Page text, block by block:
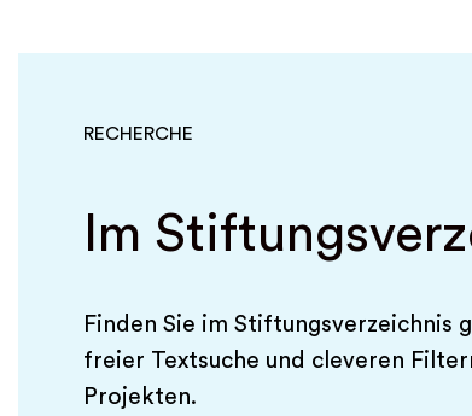
RECHERCHE
Im
Finden Sie im Stiftungsverzeichnis
freier Textsuche und cleveren
Projekten.